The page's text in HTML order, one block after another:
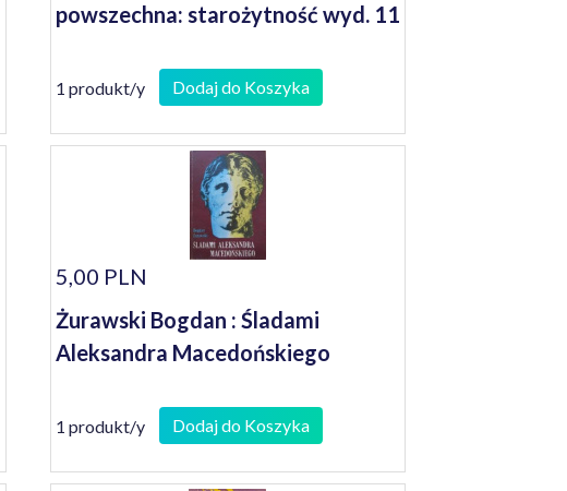
powszechna: starożytność wyd. 11
1 produkt/y Dodaj do Koszyka
5,00 PLN
Żurawski Bogdan : Śladami
Aleksandra Macedońskiego
1 produkt/y Dodaj do Koszyka